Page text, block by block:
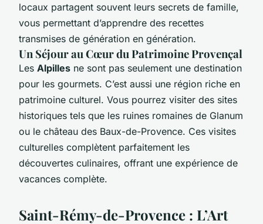
locaux partagent souvent leurs secrets de famille,
vous permettant d’apprendre des recettes
transmises de génération en génération.
Un Séjour au Cœur du Patrimoine Provençal
Les Alpilles ne sont pas seulement une destination
pour les gourmets. C’est aussi une région riche en
patrimoine culturel. Vous pourrez visiter des sites
historiques tels que les ruines romaines de Glanum
ou le château des Baux-de-Provence. Ces visites
culturelles complètent parfaitement les
découvertes culinaires, offrant une expérience de
vacances complète.
Saint-Rémy-de-Provence : L’Art